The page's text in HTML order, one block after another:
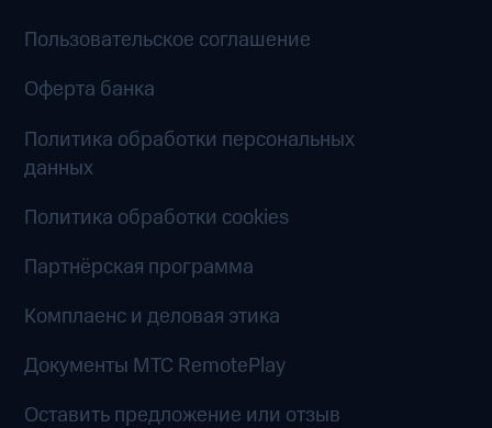
Пользовательское соглашение
Оферта банка
Политика обработки персональных
данных
Политика обработки cookies
Партнёрская программа
Комплаенс и деловая этика
Документы MTC RemotePlay
Оставить предложение или отзыв